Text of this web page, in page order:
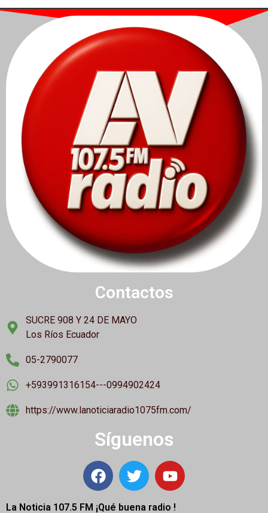
Contactos
SUCRE 908 Y 24 DE MAYO
Los Ríos Ecuador
05-2790077
+593991316154---0994902424
https://www.lanoticiaradio1075fm.com/
Síguenos
La Noticia 107.5 FM ¡Qué buena radio !